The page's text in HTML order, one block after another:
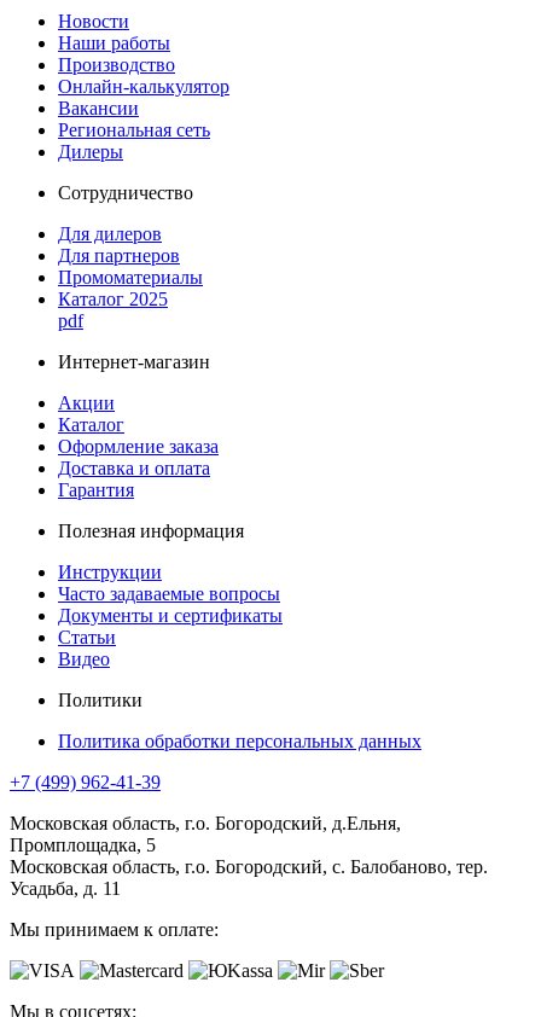
Новости
Наши работы
Производство
Онлайн-калькулятор
Вакансии
Региональная сеть
Дилеры
Сотрудничество
Для дилеров
Для партнеров
Промоматериалы
Каталог 2025
pdf
Интернет-магазин
Акции
Каталог
Оформление заказа
Доставка и оплата
Гарантия
Полезная информация
Инструкции
Часто задаваемые вопросы
Документы и сертификаты
Статьи
Видео
Политики
Политика обработки персональных данных
+7 (499) 962-41-39
Московская область, г.о. Богородский, д.Ельня,
Промплощадка, 5
Московская область, г.о. Богородский, с. Балобаново, тер.
Усадьба, д. 11
Мы принимаем к оплате:
Мы в соцсетях: